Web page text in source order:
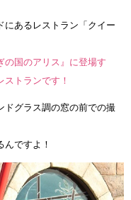
にあるレストラン「クイー
の国のアリス』に登場す
トランです！
ドグラス調の窓の前での撮
んですよ！